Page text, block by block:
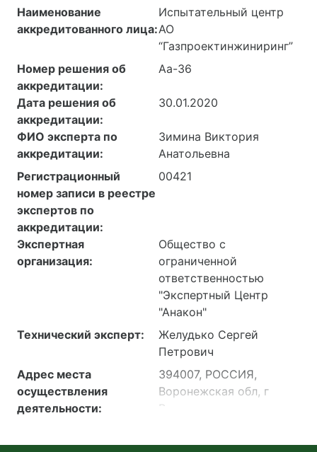
обслуживание
инженерно-технических
средств охраны.
Наименование
аккредитованного лица:
Испытательный центр
АО
“Газпроектинжиниринг”
Номер решения об
аккредитации:
Аа-36
Дата решения об
аккредитации:
30.01.2020
ФИО эксперта по
аккредитации:
Зимина Виктория
Анатольевна
Регистрационный
номер записи в реестре
экспертов по
аккредитации:
00421
Экспертная
организация:
Общество с
ограниченной
ответственностью
"Экспертный Центр
"Анакон"
Технический эксперт:
Желудько Сергей
Петрович
Адрес места
осуществления
деятельности:
394007, РОССИЯ,
Воронежская обл, г
Воронеж, пр-кт
корпус 3, 1-й этаж: пом.